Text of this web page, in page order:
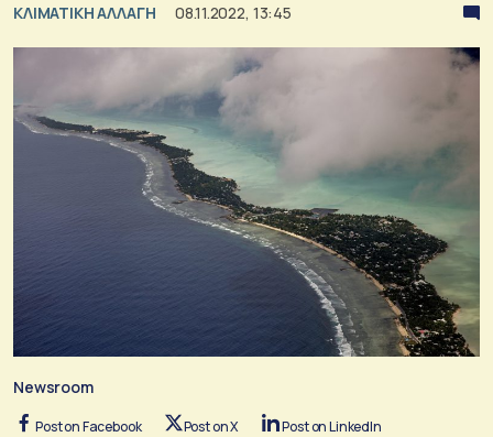
ΚΛΙΜΑΤΙΚΗ ΑΛΛΑΓΗ 08.11.2022, 13:45
Newsroom
Post on Facebook Post on X Post on LinkedIn